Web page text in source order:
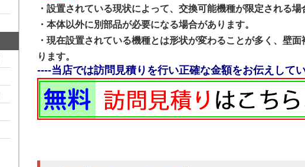
・設置されている現状によって、交換可能機種が限定される場
・本体以外に別部品が必要になる場合があります。
・現在設置されている機種とは形状が変わることが多く、壁
ります。
----当店では訪問見積りを行い正確な金額をお伝えして